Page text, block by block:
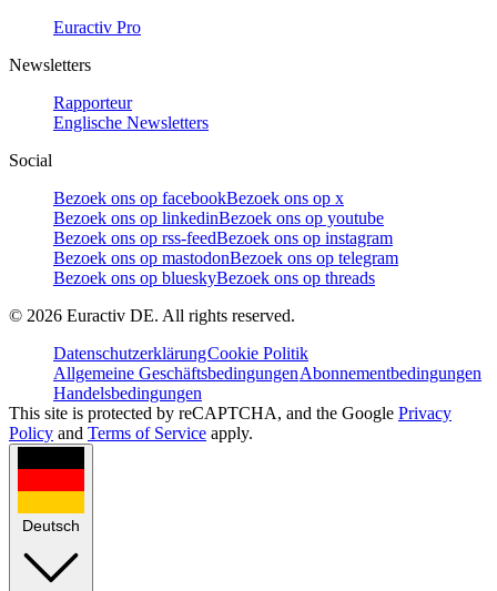
Euractiv Pro
Newsletters
Rapporteur
Englische Newsletters
Social
Bezoek ons op facebookBezoek ons op x
Bezoek ons op linkedinBezoek ons op youtube
Bezoek ons op rss-feedBezoek ons op instagram
Bezoek ons op mastodonBezoek ons op telegram
Bezoek ons op blueskyBezoek ons op threads
© 2026 Euractiv DE. All rights reserved.
DatenschutzerklärungCookie Politik
Allgemeine GeschäftsbedingungenAbonnementbedingungen
Handelsbedingungen
This site is protected by reCAPTCHA, and the Google Privacy
Policy and Terms of Service apply.
Deutsch